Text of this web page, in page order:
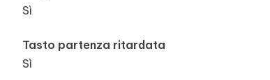
Sì
Tasto partenza ritardata
Sì